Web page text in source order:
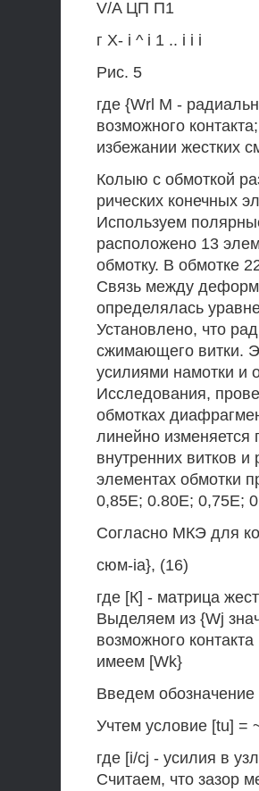
V/A ЦП П1
г Х- i ^ i 1 .. i i i
Рис. 5
где {Wrl М -
возможного
избежании жестких
Колыю с обмоткой
рических конечных
Используем
расположено 13
обмотку. В обмотке
Связь между
определялась
Установлено, что
сжимающего витки.
усилиями намотки и
Исследования,
обмотках
линейно изменяется
внутренних витков
элементах обмотки
0,85Е; 0.80Е; 0,75Е;
Согласно МКЭ для
сюм-ia}, (16)
где [К] - матрица
Выделяем из {Wj
возможного
имеем [Wk}
Введем
Учтем условие [tu] =
где [i/cj - усилия в
Считаем, что зазор